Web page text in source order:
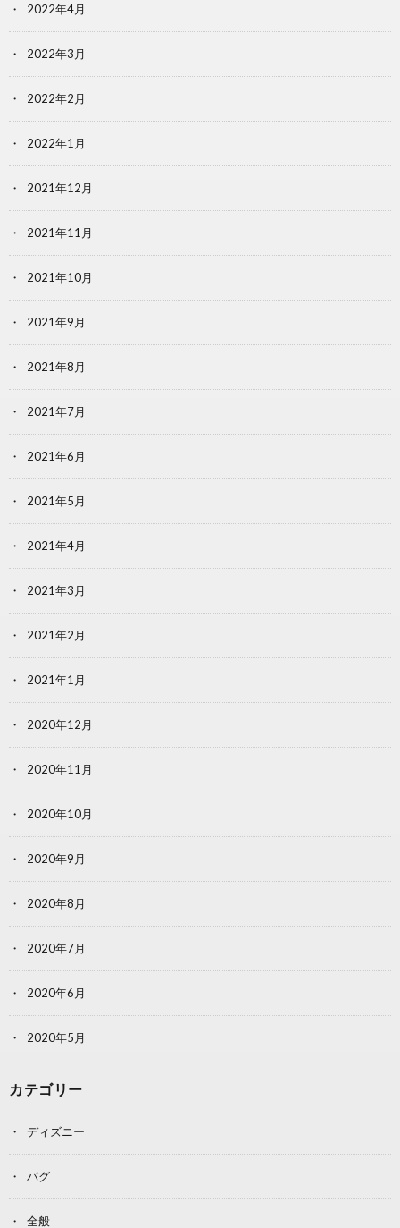
2022年4月
2022年3月
2022年2月
2022年1月
2021年12月
2021年11月
2021年10月
2021年9月
2021年8月
2021年7月
2021年6月
2021年5月
2021年4月
2021年3月
2021年2月
2021年1月
2020年12月
2020年11月
2020年10月
2020年9月
2020年8月
2020年7月
2020年6月
2020年5月
カテゴリー
ディズニー
バグ
全般